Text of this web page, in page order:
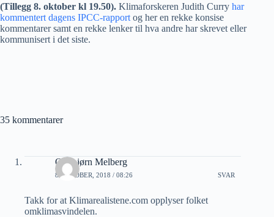
(Tillegg 8. oktober kl 19.50). Klimaforskeren Judith Curry har
kommentert dagens IPCC-rapport og her en rekke konsise
kommentarer samt en rekke lenker til hva andre har skrevet eller
kommunisert i det siste.
35 kommentarer
Oddbjørn Melberg
8 OKTOBER, 2018 / 08:26 SVAR
Takk for at Klimarealistene.com opplyser folket
omklimasvindelen.